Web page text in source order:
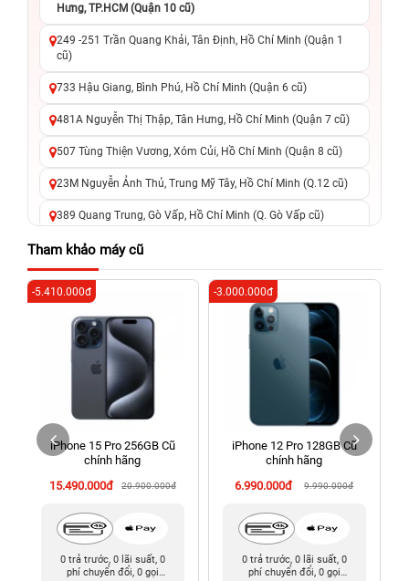
Hưng, TP.HCM (Quận 10 cũ)
249 -251 Trần Quang Khải, Tân Định, Hồ Chí Minh (Quận 1
cũ)
733 Hậu Giang, Bình Phú, Hồ Chí Minh (Quận 6 cũ)
481A Nguyễn Thị Thập, Tân Hưng, Hồ Chí Minh (Quận 7 cũ)
507 Tùng Thiện Vương, Xóm Củi, Hồ Chí Minh (Quận 8 cũ)
23M Nguyễn Ảnh Thủ, Trung Mỹ Tây, Hồ Chí Minh (Q.12 cũ)
389 Quang Trung, Gò Vấp, Hồ Chí Minh (Q. Gò Vấp cũ)
625 - 625A Âu Cơ, Tân Phú, Hồ Chí Minh (Quận Tân Phú cũ)
326 Lê Văn Việt, Tăng Nhơn Phú, Hồ Chí Minh (Q.9 TP. Thủ
Đức cũ)
256 Võ Văn Ngân, Thủ Đức, Hồ Chí Minh (Bình Thọ, TP. Thủ
Đức Cũ)
70 Nguyễn An Ninh, Dĩ An, Hồ Chí Minh (Bình Dương Cũ)
24h Vũng Tàu: 162A Ba Cu, Vũng Tàu, Hồ Chí Minh (TP. Vũng
Tàu cũ)
198 Hoàng Văn Thụ, Tân Sơn Nhất, Hồ Chí Minh (Tân Bình
Tham khảo máy cũ
iPhone 15 Pro 256GB Cũ
chính hãng
15.490.000đ
20.900.000đ
-5.410.000đ
0 trả trước, 0 lãi suất, 0
phí chuyển đổi, 0 gọi
iPhone 12 Pro 128GB Cũ
chính hãng
6.990.000đ
9.990.000đ
-3.000.000đ
0 trả trước, 0 lãi suất, 0
phí chuyển đổi, 0 gọi